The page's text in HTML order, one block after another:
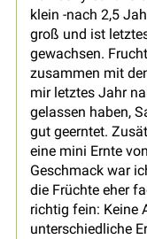
klein -nach 2,5
groß und ist
gewachsen.
zusammen mit
mir letztes Jahr
gelassen haben,
gut geerntet.
eine mini Ernte
Geschmack war
die Früchte eher
richtig fein: Keine
unterschiedliche